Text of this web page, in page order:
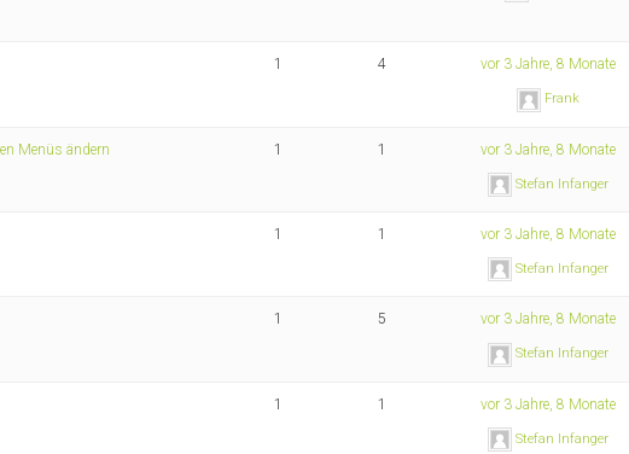
1 4 vor 3 Jahre, 8 Monate
Frank
Menüs ändern 1 1 vor 3 Jahre, 8 Monate
Stefan Infanger
1 1 vor 3 Jahre, 8 Monate
Stefan Infanger
1 5 vor 3 Jahre, 8 Monate
Stefan Infanger
1 1 vor 3 Jahre, 8 Monate
Stefan Infanger